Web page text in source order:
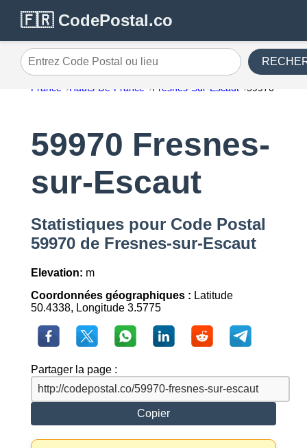
🇫🇷 CodePostal.co
Entrez Code Postal ou lieu
France Hauts-De-France Fresnes-Sur-Escaut 59970
59970 Fresnes-
sur-Escaut
Statistiques pour Code Postal
59970 de Fresnes-sur-Escaut
Elevation: m
Coordonnées géographiques : Latitude
50.4338, Longitude 3.5775
Partager la page :
Copier